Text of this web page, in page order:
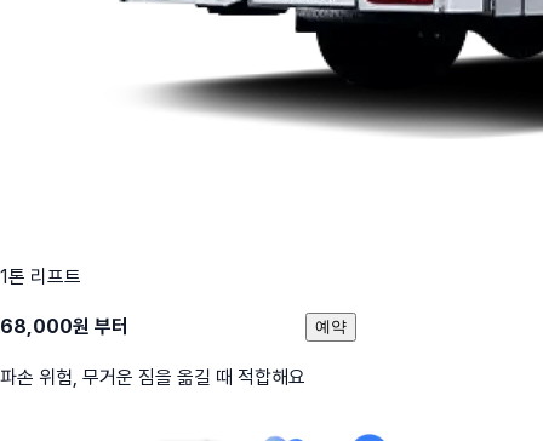
1톤 리프트
68,000원 부터
파손 위험, 무거운 짐을 옮길 때 적합해요
예약